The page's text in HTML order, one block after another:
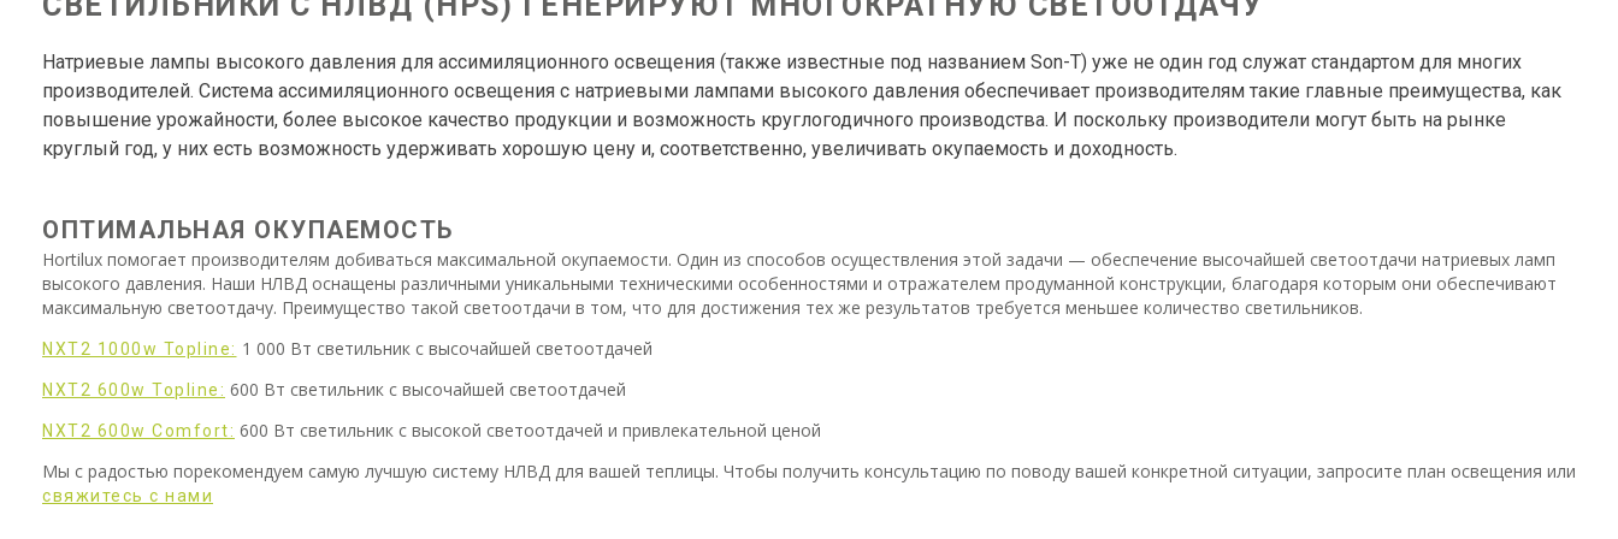
Натриевые лампы высокого давления для ассимиляционного освещения (также известные под названием Son-T) уже не один год служат стандартом для многих
производителей. Система ассимиляционного освещения с натриевыми лампами высокого давления обеспечивает производителям такие главные преимущества, как
повышение урожайности, более высокое качество продукции и возможность круглогодичного производства. И поскольку производители могут быть на рынке
круглый год, у них есть возможность удерживать хорошую цену и, соответственно, увеличивать окупаемость и доходность.
ОПТИМАЛЬНАЯ ОКУПАЕМОСТЬ
Hortilux помогает производителям добиваться максимальной окупаемости. Один из способов осуществления этой задачи — обеспечение высочайшей светоотдачи натриевых ламп
высокого давления. Наши НЛВД оснащены различными уникальными техническими особенностями и отражателем продуманной конструкции, благодаря которым они обеспечивают
максимальную светоотдачу. Преимущество такой светоотдачи в том, что для достижения тех же результатов требуется меньшее количество светильников.
NXT2 1000w Topline: 1 000 Вт светильник с высочайшей светоотдачей
NXT2 600w Topline: 600 Вт светильник с высочайшей светоотдачей
NXT2 600w Comfort: 600 Вт светильник с высокой светоотдачей и привлекательной ценой
Мы с радостью порекомендуем самую лучшую систему НЛВД для вашей теплицы. Чтобы получить консультацию по поводу вашей конкретной ситуации, запросите план освещения или
свяжитесь с нами